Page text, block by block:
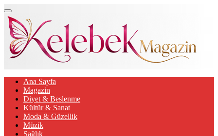
Ana Sayfa
Magazin
Diyet & Beslenme
Kültür & Sanat
Moda & Güzellik
Müzik
Sağlık